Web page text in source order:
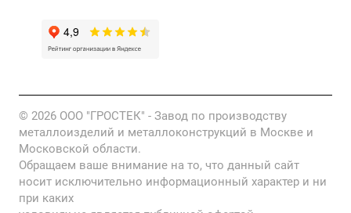
© 2026 ООО "ГРОСТЕК" - Завод по производству
металлоизделий и металлоконструкций в Москве и
Московской области.
Обращаем ваше внимание на то, что данный сайт
носит исключительно информационный характер и ни
при каких